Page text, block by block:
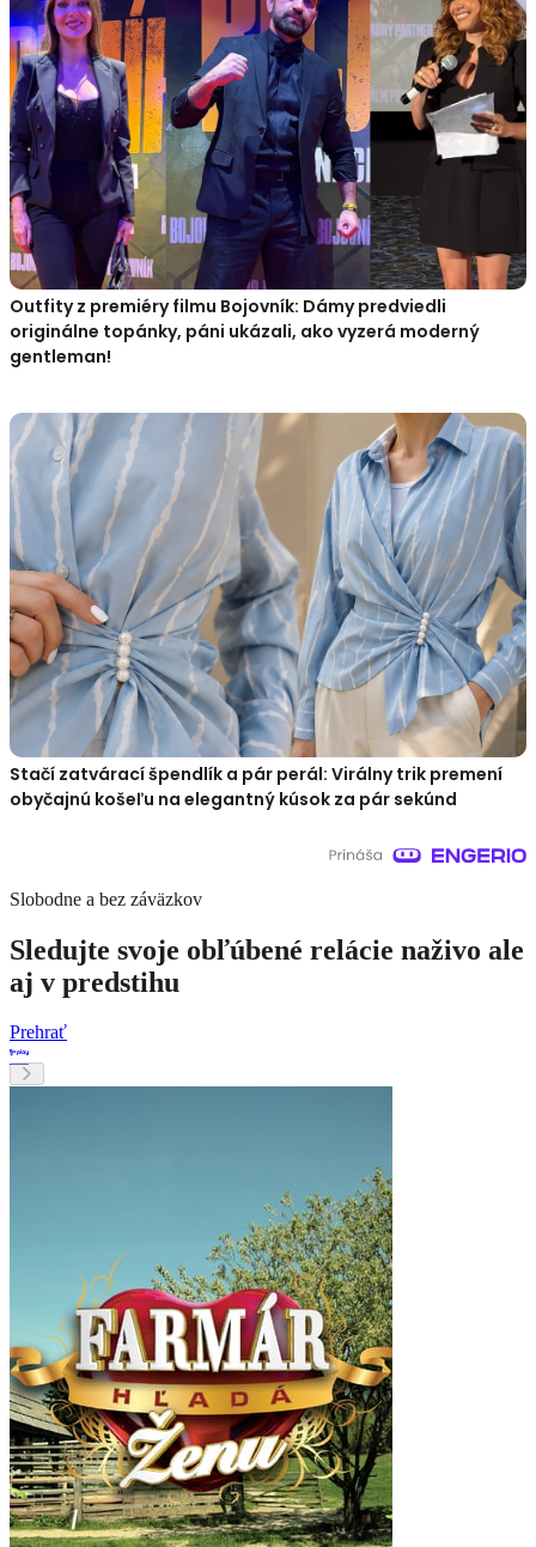
Outfity z premiéry filmu Bojovník: Dámy predviedli
originálne topánky, páni ukázali, ako vyzerá moderný
gentleman!
Stačí zatvárací špendlík a pár perál: Virálny trik premení
obyčajnú košeľu na elegantný kúsok za pár sekúnd
Slobodne a bez záväzkov
Sledujte svoje obľúbené relácie naživo ale
aj v predstihu
Prehrať